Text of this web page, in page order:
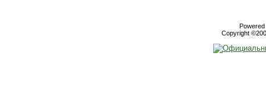
Copyright